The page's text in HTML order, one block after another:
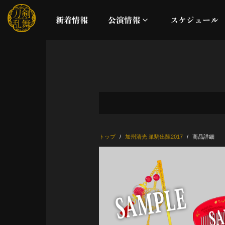
新着情報 公演情報
配信
ライブビューイング
公演に関するお知らせ
スケジュール
トップ 加州清光 単騎出陣2017 商品詳細